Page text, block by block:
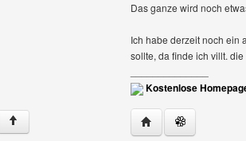
Das ganze wird noch
Ich habe derzeit noch ein
sollte, da finde ich villt.
Kostenlose
↑ Website dieses